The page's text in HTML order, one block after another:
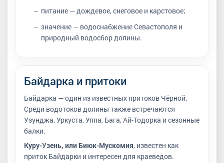
питание — дождевое, снеговое и карстовое;
значение — водоснабжение Севастополя и
природный водосбор долины.
Байдарка и притоки
Байдарка — один из известных притоков Чёрной.
Среди водотоков долины также встречаются
Узунджа, Уркуста, Уппа, Бага, Ай-Тодорка и сезонные
балки.
Куру-Узень, или Биюк-Мускомия, известен как
приток Байдарки и интересен для краеведов.